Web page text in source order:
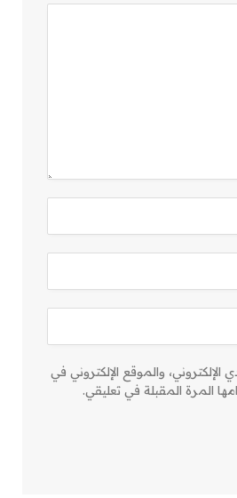
والموقع الإلكتروني في
المرة المقبلة في تعليقي.